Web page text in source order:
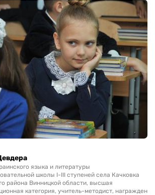
языка и литературы
школы I-III ступеней села Качковка
района Винницкой области, высшая
категория, учитель-методист, награжден